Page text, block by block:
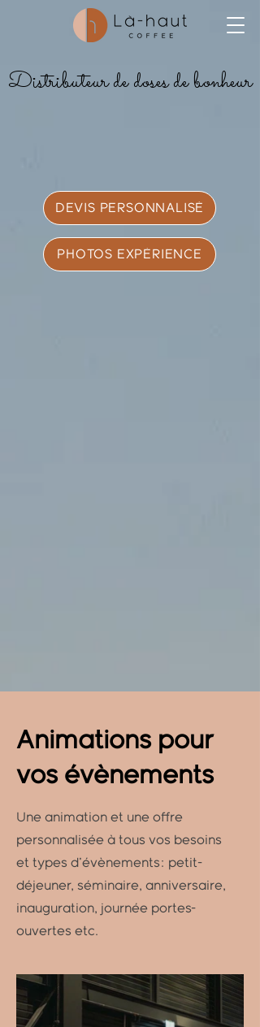
DEVIS PERSONNALISÉ
Distributeur de doses de bonheur
PHOTOS EXPÉRIENCE
Animations pour
vos évènements
Une animation et une offre
personnalisée à tous vos besoins
et types d'évènements: petit-
déjeuner, séminaire, anniversaire,
inauguration, journée portes-
ouvertes etc.